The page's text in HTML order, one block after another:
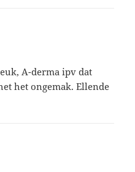
A-derma ipv dat
het ongemak. Ellende